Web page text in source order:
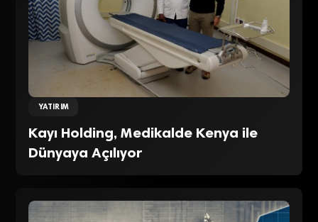
YATIRIM
Kayı Holding, Medikalde Kenya ile
Dünyaya Açılıyor